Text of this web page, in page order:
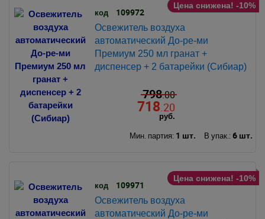
Цена снижена! -10%
код 109972
Освежитель воздуха
автоматический До-ре-ми
Премиум 250 мл гранат +
диспенсер + 2 батарейки (Сибиар)
798.00
718 .20
руб.
Мин. партия: 1 шт. В упак.: 6 шт.
Цена снижена! -10%
код 109971
Освежитель воздуха
автоматический До-ре-ми